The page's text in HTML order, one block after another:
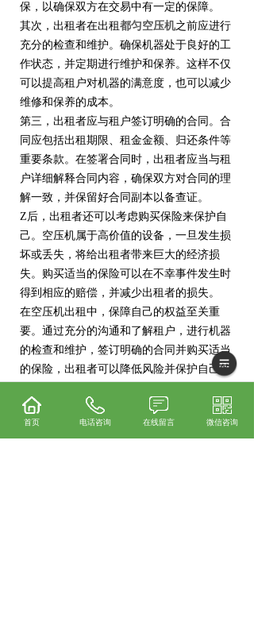
保，以确保双方在交易中有一定的保障。
其次，出租者在出租 都匀空压机之前应进行
充分的检查和维护。确保机器处于良好的工
作状态，并定期进行维护和保养。这样不仅
可以提高租户对机器的满意度，也可以减少
维修和保养的成本。
第三，出租者应与租户签订明确的合同。合
同应包括出租期限、租金金额、归还条件等
重要条款。在签署合同时，出租者应当与租
户详细解释合同内容，确保双方对合同的理
解一致，并保留好合同副本以备查证。
Z后，出租者还可以考虑购买保险来保护自
己。空压机属于高价值的设备，一旦发生损
坏或丢失，将给出租者带来巨大的经济损
失。购买适当的保险可以在不幸事件发生时
得到相应的赔偿，并减少出租者的损失。
在空压机出租中，保障自己的权益至关重
要。通过充分的沟通和了解租户，进行机器
的检查和维护，签订明确的合同并购买适当
的保险，出租者可以降低风险并保护自己的
可靠的经营环境，从而增加其业务的长期发
展。
首页 电话咨询 在线留言 微信咨询